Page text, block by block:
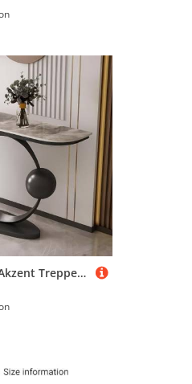
Schmale Kleine Akzent Treppenhaus Tabelle mit Geometrischem Metallrahmen Lange Eingangshalle Tabelle Lange Treppenhaus Vestibül Tabelle Eingang Vestibül Treppenhaus(F,150*30*80CM/59.1*11.8*31.5IN)